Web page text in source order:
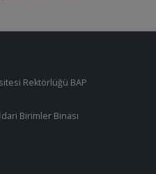
Rektörlüğü BAP
Birimler Binası